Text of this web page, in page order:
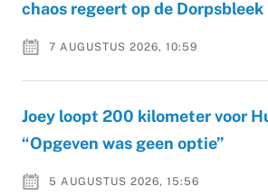
chaos regeert op de Dorpsbleek
7 AUGUSTUS 2026, 10:59
Joey loopt 200 kilometer voor
“Opgeven was geen optie”
5 AUGUSTUS 2026, 15:56